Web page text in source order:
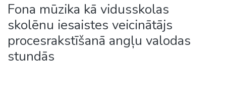
Fona mūzika kā vidusskolas
skolēnu iesaistes veicinātājs
procesrakstīšanā angļu valodas
stundās